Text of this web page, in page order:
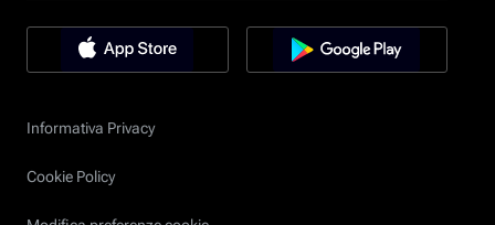
Informativa Privacy
Cookie Policy